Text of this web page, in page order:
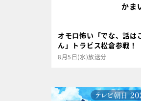
かま
オモロ怖い「でな、話は
ん」トラビス松倉参戦！
8月5日(水)放送分